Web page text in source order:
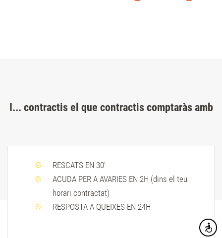
I... contractis el que contractis comptaràs amb
RESCATS EN 30'
ACUDA PER A AVARIES EN 2H (dins el teu
horari contractat)
RESPOSTA A QUEIXES EN 24H